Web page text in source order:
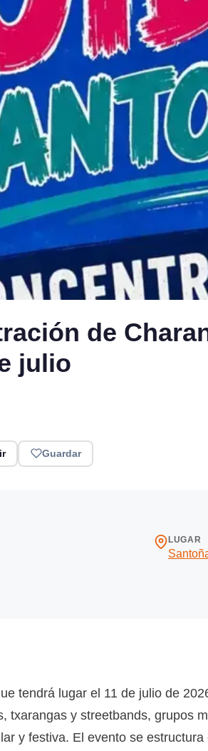
de
julio
Guardar
LUGAR
tendrá lugar el 11 de julio de
txarangas y streetbands, grupos
y festiva. El evento se